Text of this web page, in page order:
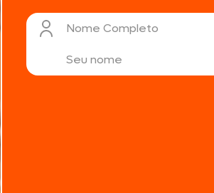
Nome Completo